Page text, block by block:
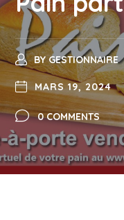
BYGESTIONNAIRE
MARS 19, 2024
0 COMMENTS